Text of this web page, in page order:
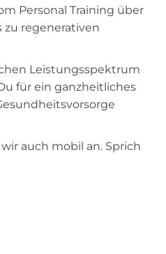
Personal Training über
zu regenerativen
Leistungsspektrum
für ein ganzheitliches
auch mobil an. Sprich